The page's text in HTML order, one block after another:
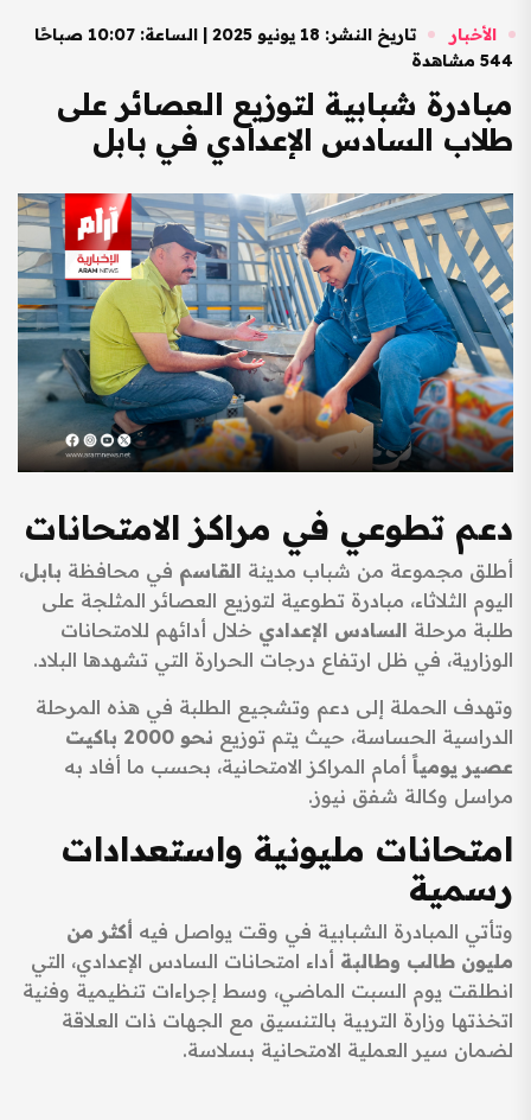
الأخبار
تاريخ النشر: 18 يونيو 2025 | الساعة: 10:07 صباحًا
544 مشاهدة
مبادرة شبابية لتوزيع العصائر على
طلاب السادس الإعدادي في بابل
دعم تطوعي في مراكز الامتحانات
أطلق مجموعة من شباب مدينة القاسم في محافظة بابل،
اليوم الثلاثاء، مبادرة تطوعية لتوزيع العصائر المثلجة على
طلبة مرحلة السادس الإعدادي خلال أدائهم للامتحانات
الوزارية، في ظل ارتفاع درجات الحرارة التي تشهدها البلاد.
وتهدف الحملة إلى دعم وتشجيع الطلبة في هذه المرحلة
الدراسية الحساسة، حيث يتم توزيع
نحو 2000 باكيت
عصير يومياً أمام المراكز الامتحانية، بحسب ما أفاد به
مراسل وكالة شفق نيوز.
امتحانات مليونية واستعدادات
رسمية
وتأتي المبادرة الشبابية في وقت يواصل فيه أكثر من
مليون طالب وطالبة أداء امتحانات السادس الإعدادي، التي
انطلقت يوم السبت الماضي، وسط إجراءات تنظيمية وفنية
اتخذتها وزارة التربية بالتنسيق مع الجهات ذات العلاقة
لضمان سير العملية الامتحانية بسلاسة.